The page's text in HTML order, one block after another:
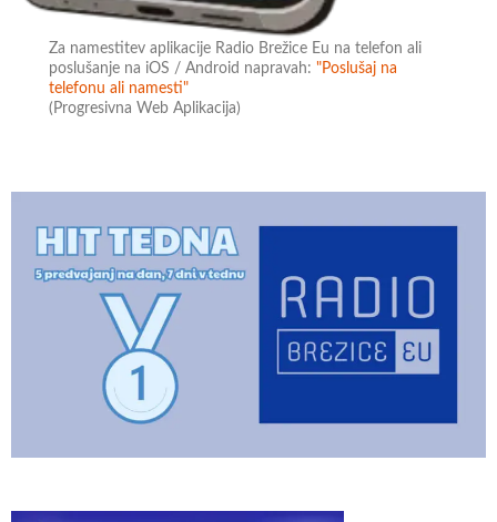
Za namestitev aplikacije Radio Brežice Eu na telefon ali
poslušanje na iOS / Android napravah:"Poslušaj na
telefonu ali namesti"
(Progresivna Web Aplikacija)